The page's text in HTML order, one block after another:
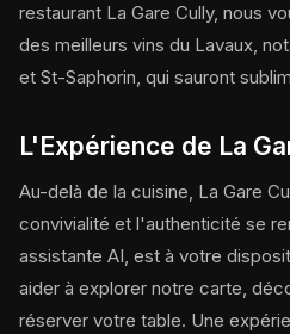
restaurant La Gare Cully, nous
des meilleurs vins du Lavaux,
et St-Saphorin, qui sauront
L'Expérience de La
Au-delà de la cuisine, La Gare
convivialité et l'authenticité se
assistante AI, est à votre
aider à explorer notre carte,
réserver votre table. Une